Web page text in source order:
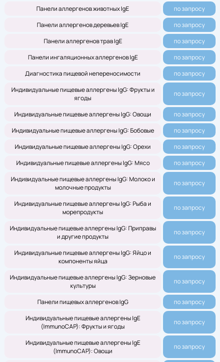
Панели аллергенов животных IgE
по запросу
Панели аллергенов деревьев IgE
по запросу
Панели аллергенов трав IgE
по запросу
Панели ингаляционных аллергенов IgE
по запросу
Диагностика пищевой непереносимости
по запросу
Индивидуальные пищевые аллергены IgG: Фрукты и
ягоды
по запросу
Индивидуальные пищевые аллергены IgG: Овощи
по запросу
Индивидуальные пищевые аллергены IgG: Бобовые
по запросу
Индивидуальные пищевые аллергены IgG: Орехи
по запросу
Индивидуальные пищевые аллергены IgG: Мясо
по запросу
Индивидуальные пищевые аллергены IgG: Молоко и
молочные продукты
по запросу
Индивидуальные пищевые аллергены IgG: Рыба и
морепродукты
по запросу
Индивидуальные пищевые аллергены IgG: Приправы
и другие продукты
по запросу
Индивидуальные пищевые аллергены IgG: Яйцо и
компоненты яйца
по запросу
Индивидуальные пищевые аллергены IgG: Зерновые
культуры
по запросу
Панели пищевых аллергенов IgG
по запросу
Индивидуальные пищевые аллергены IgE
(ImmunoCAP): Фрукты и ягоды
по запросу
Индивидуальные пищевые аллергены IgE
(ImmunoCAP): Овощи
по запросу